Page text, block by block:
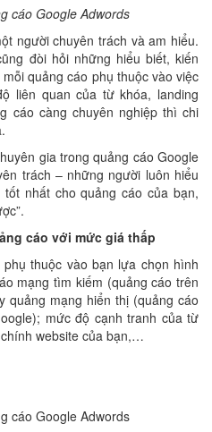
cáo Google Adwords
chuyên trách và am hiểu.
đòi hỏi những hiểu biết, kiến
quảng cáo phụ thuộc vào việc
liên quan của từ khóa, landing
cáo càng chuyên nghiệp thì chi
gia trong quảng cáo Google
trách – những người luôn hiểu
nhất cho quảng cáo của bạn,
cáo với mức giá thấp
thuộc vào bạn lựa chọn hình
mạng tìm kiếm (quảng cáo trên
quảng mạng hiển thị (quảng cáo
mức độ cạnh tranh của từ
website của bạn,…
cáo Google Adwords